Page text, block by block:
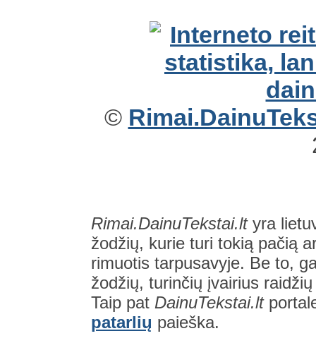
©
Rimai.DainuTekstai.ltyra
žodžių, kurie turi tokią pačią
rimuotis tarpusavyje. Be to,
žodžių, turinčių įvairius
Taip pat DainuTekstai.lt
patarlių paieška.